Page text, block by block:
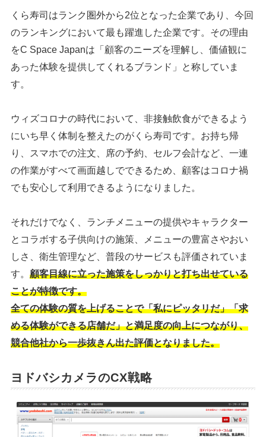
くら寿司はランク圏外から2位となった企業であり、今回
のランキングにおいて最も躍進した企業です。その理由
をC Space Japanは「顧客のニーズを理解し、価値観に
あった体験を提供してくれるブランド」と称していま
す。
ウィズコロナの時代において、非接触飲食ができるよう
にいち早く体制を整えたのがくら寿司です。お持ち帰
り、スマホでの注文、席の予約、セルフ会計など、一連
の作業がすべて画面越しでできるため、顧客はコロナ禍
でも安心して利用できるようになりました。
それだけでなく、ランチメニューの提供やキャラクター
とコラボする子供向けの施策、メニューの豊富さやおい
しさ、衛生管理など、普段のサービスも評価されていま
す。 顧客目線に立った施策をしっかりと打ち出せている
ことが特徴です。
全ての体験の質を上げることで「私にピッタリだ」「求
める体験ができる店舗だ」と満足度の向上につながり、
競合他社から一歩抜きん出た評価となりました。
ヨドバシカメラのCX戦略